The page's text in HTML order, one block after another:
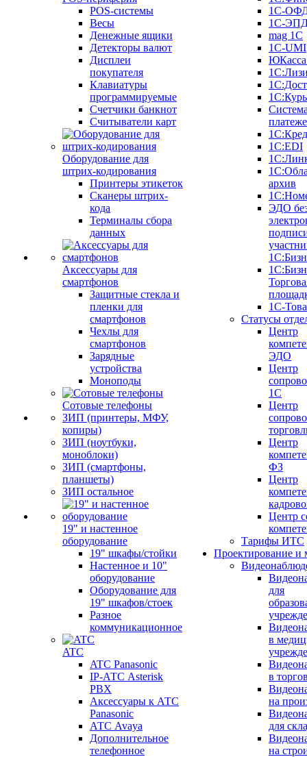
POS-системы
Весы
Денежные ящики
Детекторы валют
Дисплеи
покупателя
Клавиатуры
программируемые
Счетчики банкнот
Считыватели карт
Оборудование для
штрих-кодирования
Принтеры этикеток
Сканеры штрих-
кода
Терминалы сбора
данных
Аксессуары для
смартфонов
Защитные стекла и
пленки для
смартфонов
Чехлы для
смартфонов
Зарядные
устройства
Моноподы
Сотовые телефоны
ЗИП (принтеры, МФУ,
копиры)
ЗИП (ноутбуки,
моноблоки)
ЗИП (смартфоны,
планшеты)
ЗИП остальное
19" и настенное
оборудование
19" шкафы/стойки
Настенное и 10"
оборудование
Оборудование для
19" шкафов/стоек
Разное
коммуникационное
ATC
ATC Panasonic
IP-АТС Asterisk
PBX
Аксессуары к АТС
Panasonic
АТС Avaya
Дополнительное
телефонное
1С-
1С-
mag 1C
1C-UMI
1С:EDI
архив
ЭДО
1С-
Статусы
Центр
ЭДО
Центр
1С
Центр
Центр
ФЗ
Центр
Центр
Тарифы ИТС
Проектирование и
для
в
в
на
для
на